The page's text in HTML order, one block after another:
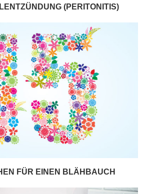
(PERITONITIS)
FÜR EINEN BLÄHBAUCH